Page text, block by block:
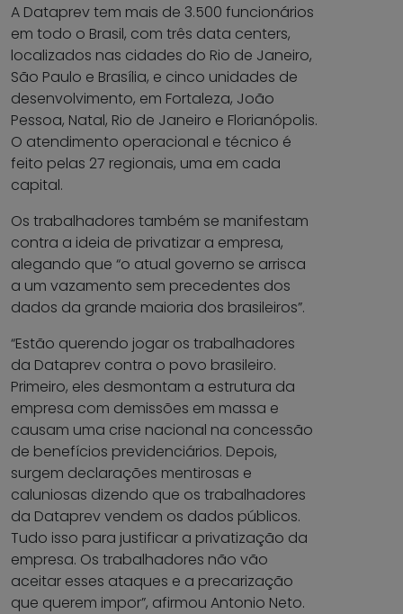
A Dataprev tem mais de 3.500 funcionários
em todo o Brasil, com três data centers,
localizados nas cidades do Rio de Janeiro,
São Paulo e Brasília, e cinco unidades de
desenvolvimento, em Fortaleza, João
Pessoa, Natal, Rio de Janeiro e Florianópolis.
O atendimento operacional e técnico é
feito pelas 27 regionais, uma em cada
capital.
Os trabalhadores também se manifestam
contra a ideia de privatizar a empresa,
alegando que “o atual governo se arrisca
a um vazamento sem precedentes dos
dados da grande maioria dos brasileiros”.
“Estão querendo jogar os trabalhadores
da Dataprev contra o povo brasileiro.
Primeiro, eles desmontam a estrutura da
empresa com demissões em massa e
causam uma crise nacional na concessão
de benefícios previdenciários. Depois,
surgem declarações mentirosas e
caluniosas dizendo que os trabalhadores
da Dataprev vendem os dados públicos.
Tudo isso para justificar a privatização da
empresa. Os trabalhadores não vão
aceitar esses ataques e a precarização
que querem impor”, afirmou Antonio Neto.